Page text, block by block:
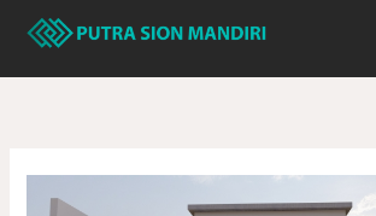
Lewati
konten